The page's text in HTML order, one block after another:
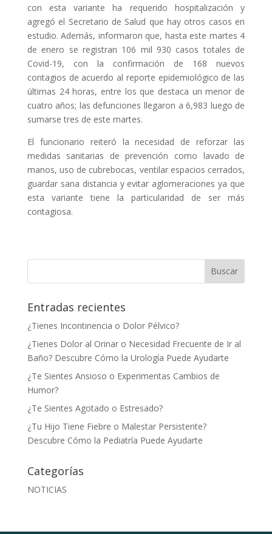
con esta variante ha requerido hospitalización y
agregó el Secretario de Salud que hay otros casos en
estudio. Además, informaron que, hasta este martes 4
de enero se registran 106 mil 930 casos totales de
Covid-19, con la confirmación de 168 nuevos
contagios de acuerdo al reporte epidemiológico de las
últimas 24 horas, entre los que destaca un menor de
cuatro años; las defunciones llegaron a 6,983 luego de
sumarse tres de este martes.
El funcionario reiteró la necesidad de reforzar las
medidas sanitarias de prevención como lavado de
manos, uso de cubrebocas, ventilar espacios cerrados,
guardar sana distancia y evitar aglomeraciones ya que
esta variante tiene la particularidad de ser más
contagiosa.
Entradas recientes
¿Tienes Incontinencia o Dolor Pélvico?
¿Tienes Dolor al Orinar o Necesidad Frecuente de Ir al
Baño? Descubre Cómo la Urología Puede Ayudarte
¿Te Sientes Ansioso o Experimentas Cambios de
Humor?
¿Te Sientes Agotado o Estresado?
¿Tu Hijo Tiene Fiebre o Malestar Persistente?
Descubre Cómo la Pediatría Puede Ayudarte
Categorías
NOTICIAS